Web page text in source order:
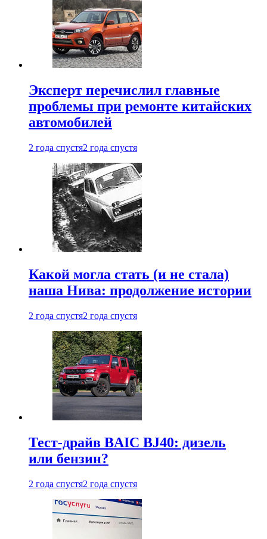
Эксперт перечислил главные
проблемы при ремонте китайских
автомобилей
2 года спустя2 года спустя
Какой могла стать (и не стала)
наша Нива: продолжение истории
2 года спустя2 года спустя
Тест-драйв BAIC BJ40: дизель
или бензин?
2 года спустя2 года спустя